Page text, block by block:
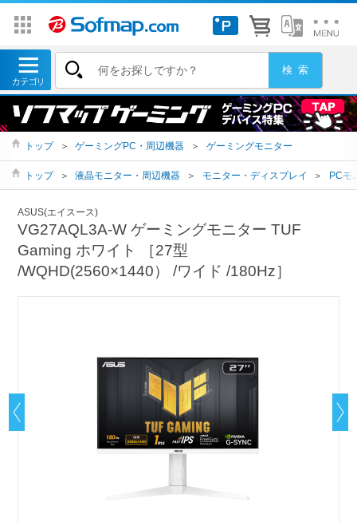
トップ ＞ ゲーミングPC・周辺機器 ＞ ゲーミングモニター
トップ ＞ 液晶モニター・周辺機器 ＞ モニター・ディスプレイ ＞ PCモ
ASUS(エイスース)
VG27AQL3A-W ゲーミングモニター TUF
Gaming ホワイト ［27型
/WQHD(2560×1440） /ワイド /180Hz］